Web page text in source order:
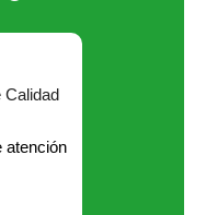
Calidad
atención